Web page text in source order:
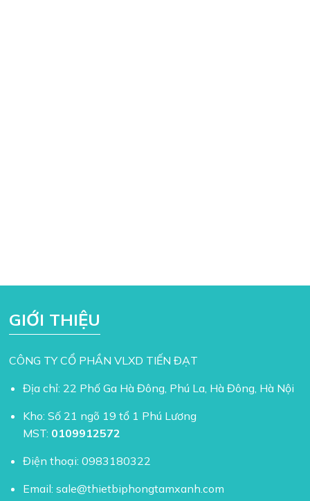
GIỚI THIỆU
CÔNG TY CỔ PHẦN VLXD TIẾN ĐẠT
Địa chỉ: 22 Phố Ga Hà Đông, Phú La, Hà Đông, Hà Nội
Kho: Số 21 ngõ 19 tổ 1 Phú Lương
MST: 0109912572
Điện thoại:0983180322
Email:sale@thietbiphongtamxanh.com